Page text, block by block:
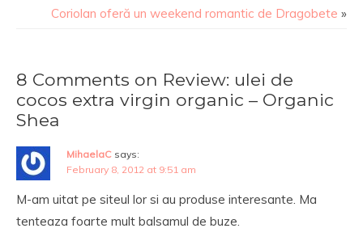
Coriolan oferă un weekend romantic de Dragobete »
8 Comments on Review: ulei de
cocos extra virgin organic – Organic
Shea
MihaelaC says:
February 8, 2012 at 9:51 am
M-am uitat pe siteul lor si au produse interesante. Ma
tenteaza foarte mult balsamul de buze.